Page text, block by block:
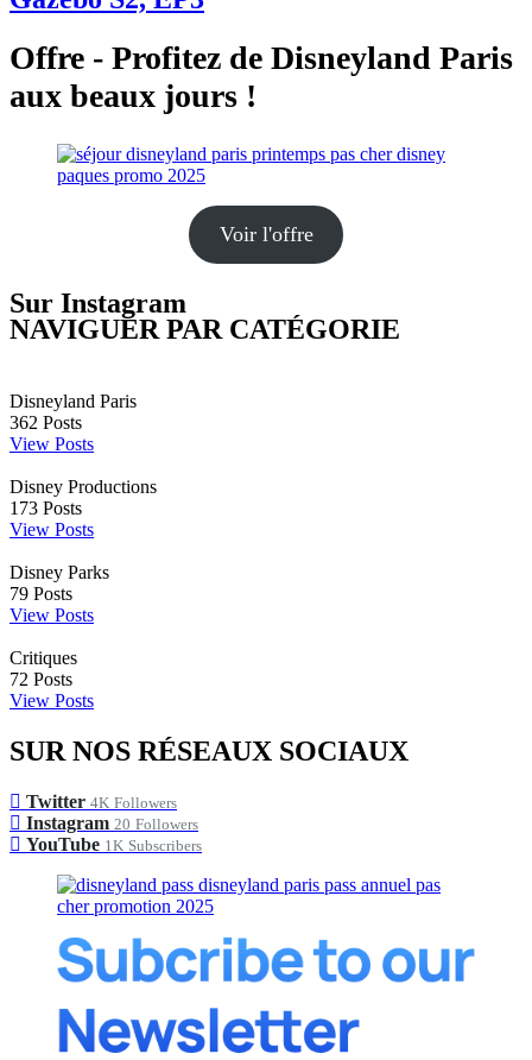
Offre - Profitez de Disneyland Paris
aux beaux jours !
Voir l'offre
Sur Instagram
NAVIGUER PAR CATÉGORIE
Disneyland Paris
362 Posts
View Posts
Disney Productions
173 Posts
View Posts
Disney Parks
79 Posts
View Posts
Critiques
72 Posts
View Posts
SUR NOS RÉSEAUX SOCIAUX
Twitter 4K Followers
Instagram 20 Followers
YouTube 1K Subscribers